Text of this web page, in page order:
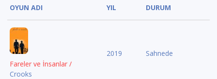
OYUN ADI YIL DURUM
Fareler ve İnsanlar /
Crooks
2019 Sahnede